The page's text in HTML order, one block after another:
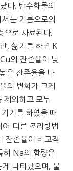
다. 탄수화물의
는 기름으로의
로 사료된다.
, 삶기를 하면 K
의 잔존율이 낮
은 잔존율을 나
의 변화가 크게
제외하고 모두
기를 하였을 때
다른 조리방법
잔존율이 비교적
히 Na의 함량은
나타났으며, 물